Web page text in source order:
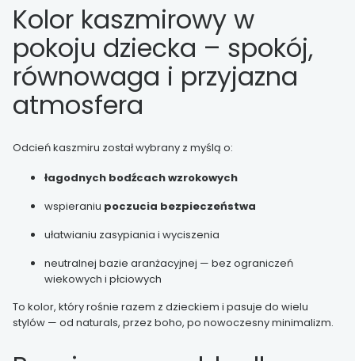
Kolor kaszmirowy w
pokoju dziecka – spokój,
równowaga i przyjazna
atmosfera
Odcień kaszmiru został wybrany z myślą o:
łagodnych bodźcach wzrokowych
wspieraniu poczucia bezpieczeństwa
ułatwianiu zasypiania i wyciszenia
neutralnej bazie aranżacyjnej — bez ograniczeń
wiekowych i płciowych
To kolor, który rośnie razem z dzieckiem i pasuje do wielu
stylów — od naturals, przez boho, po nowoczesny minimalizm.